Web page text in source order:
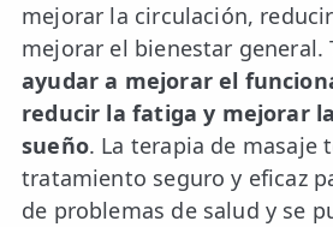
mejorar la circulación,
mejorar el bienestar general.
ayudar a mejorar el
reducir la fatiga y mejorar
sueño. La terapia de masaje
tratamiento seguro y eficaz
de problemas de salud y se